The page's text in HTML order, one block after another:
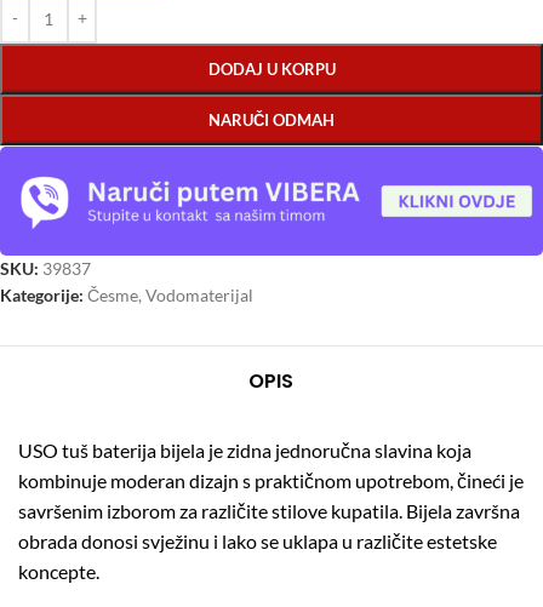
DODAJ U KORPU
NARUČI ODMAH
SKU: 39837
Kategorije: Česme, Vodomaterijal
OPIS
USO tuš baterija bijela je zidna jednoručna slavina koja
kombinuje moderan dizajn s praktičnom upotrebom, čineći je
savršenim izborom za različite stilove kupatila. Bijela završna
obrada donosi svježinu i lako se uklapa u različite estetske
koncepte.